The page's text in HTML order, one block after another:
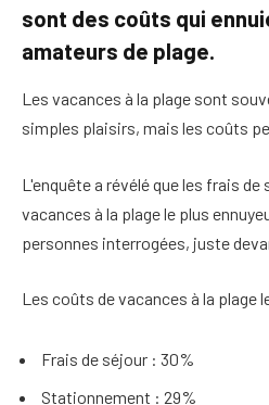
sont des coûts qui
amateurs de plage.
Les vacances à la plage sont
simples plaisirs, mais les coûts
L'enquête a révélé que les frais
vacances à la plage le plus
personnes interrogées, juste
Les coûts de vacances à la plage
Frais de séjour : 30%
Stationnement : 29%